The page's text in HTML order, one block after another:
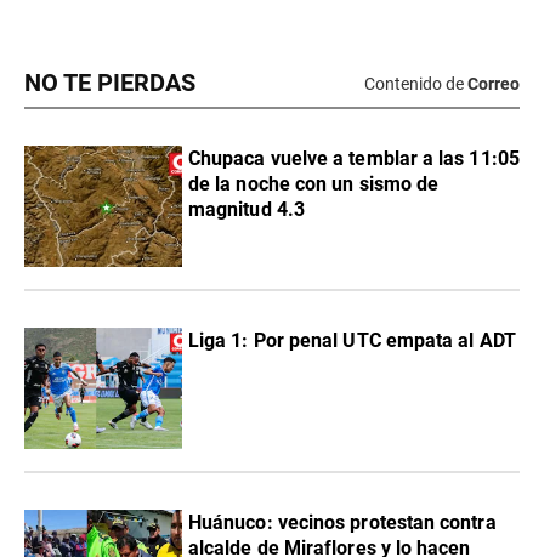
NO TE PIERDAS Contenido deCorreo
Chupaca vuelve a temblar a las 11:05
de la noche con un sismo de
magnitud 4.3
Liga 1: Por penal UTC empata al ADT
Huánuco: vecinos protestan contra
alcalde de Miraflores y lo hacen